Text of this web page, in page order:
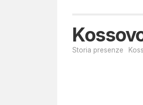
Storia presenze